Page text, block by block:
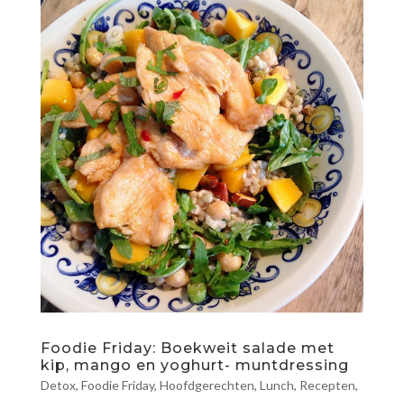
Foodie Friday: Boekweit salade met
kip, mango en yoghurt- muntdressing
Detox, Foodie Friday, Hoofdgerechten, Lunch, Recepten,